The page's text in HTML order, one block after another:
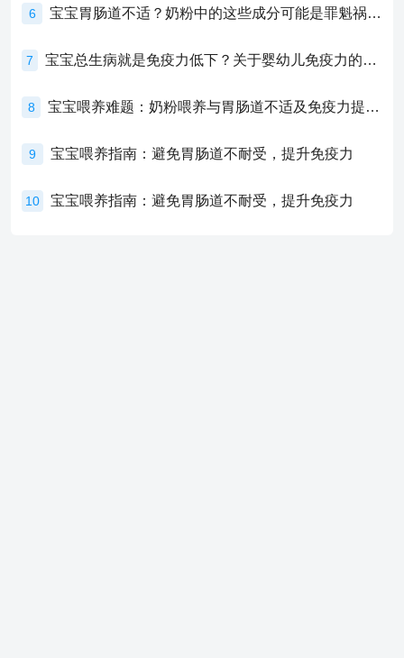
6 宝宝胃肠道不适？奶粉中的这些成分可能是罪魁祸首！
7 宝宝总生病就是免疫力低下？关于婴幼儿免疫力的真相，家长必须了解！
8 宝宝喂养难题：奶粉喂养与胃肠道不适及免疫力提升的奥秘
9 宝宝喂养指南：避免胃肠道不耐受，提升免疫力
10 宝宝喂养指南：避免胃肠道不耐受，提升免疫力